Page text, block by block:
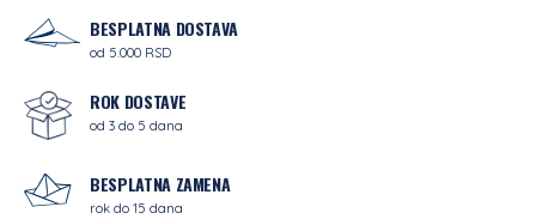
BESPLATNA DOSTAVA
od 5.000 RSD
ROK DOSTAVE
od 3 do 5 dana
BESPLATNA ZAMENA
rok do 15 dana